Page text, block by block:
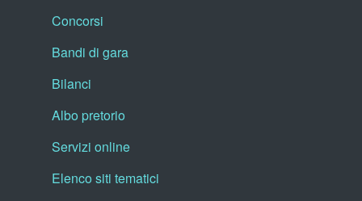
Concorsi
Bandi di gara
Bilanci
Albo pretorio
Servizi online
Elenco siti tematici